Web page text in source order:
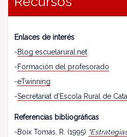
Enlaces de interés
-Blog escuelarural.net
-Formación del profesorado
-eTwinning
-Secretariat d’Escola Rural de
Referencias bibliográficas
-Boix Tomás, R. (1995)